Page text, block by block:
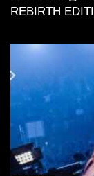
REBIRTH